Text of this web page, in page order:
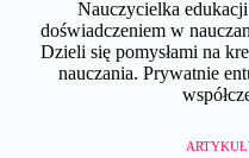
Nauczycielka
doświadczeniem w
Dzieli się pomysłami na
nauczania. Prywatnie